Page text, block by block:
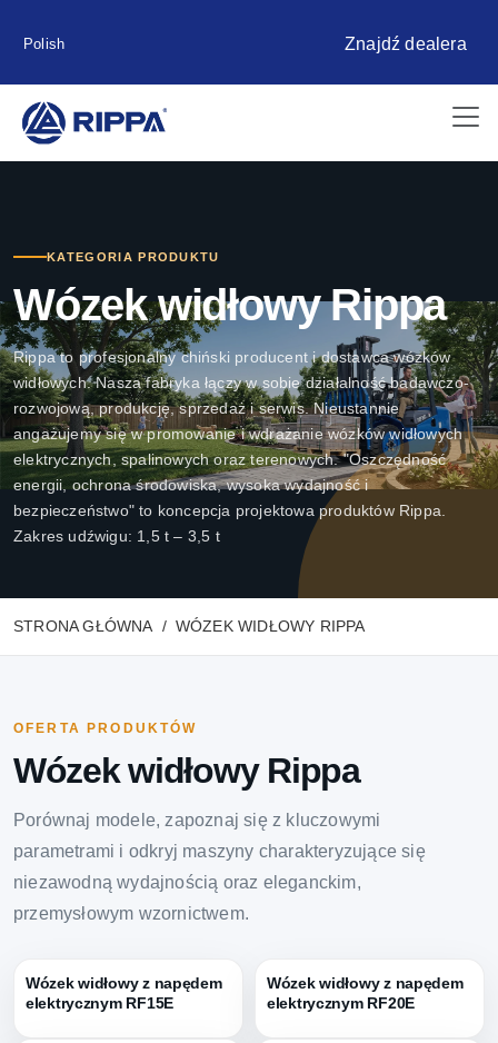
Polish Znajdź dealera
KATEGORIA PRODUKTU
Wózek widłowy Rippa
Rippa to profesjonalny chiński producent i dostawca wózków
widłowych. Nasza fabryka łączy w sobie działalność badawczo-
rozwojową, produkcję, sprzedaż i serwis. Nieustannie
angażujemy się w promowanie i wdrażanie wózków widłowych
elektrycznych, spalinowych oraz terenowych. "Oszczędność
energii, ochrona środowiska, wysoka wydajność i
bezpieczeństwo" to koncepcja projektowa produktów Rippa.
Zakres udźwigu: 1,5 t – 3,5 t
STRONA GŁÓWNA WÓZEK WIDŁOWY RIPPA
OFERTA PRODUKTÓW
Wózek widłowy Rippa
Porównaj modele, zapoznaj się z kluczowymi
parametrami i odkryj maszyny charakteryzujące się
niezawodną wydajnością oraz eleganckim,
przemysłowym wzornictwem.
Wózek widłowy z napędem
elektrycznym RF15E
Wózek widłowy z napędem
elektrycznym RF20E